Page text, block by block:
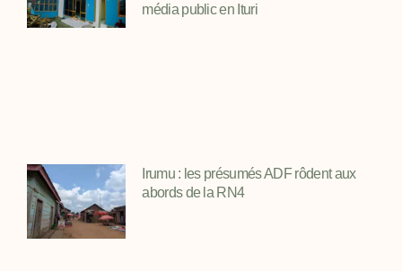
média public en Ituri
Irumu : les présumés ADF rôdent aux
abords de la RN4